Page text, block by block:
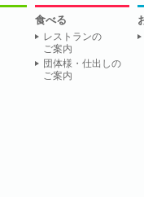
食べる
レストランの
ご案内
団体様・仕出しの
ご案内